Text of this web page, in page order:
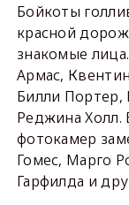
Бойкоты
красной
знакомые
Армас,
Билли Портер,
Реджина Холл.
фотокамер
Гомес, Марго
Гарфилда и